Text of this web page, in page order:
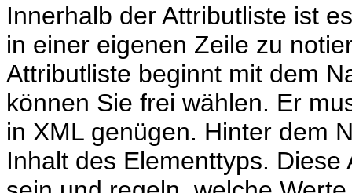
Innerhalb der Attributliste ist
in einer eigenen Zeile zu
Attributliste beginnt mit dem
können Sie frei wählen. Er
in XML genügen. Hinter dem
Inhalt des Elementtyps.